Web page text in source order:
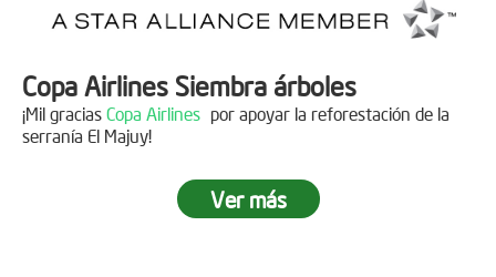
Copa Airlines Siembra árboles
¡Mil gracias Copa Airlines por apoyar la reforestación de la
serranía El Majuy!
Siembra en el Páramo Aguas Vivas
Ver más